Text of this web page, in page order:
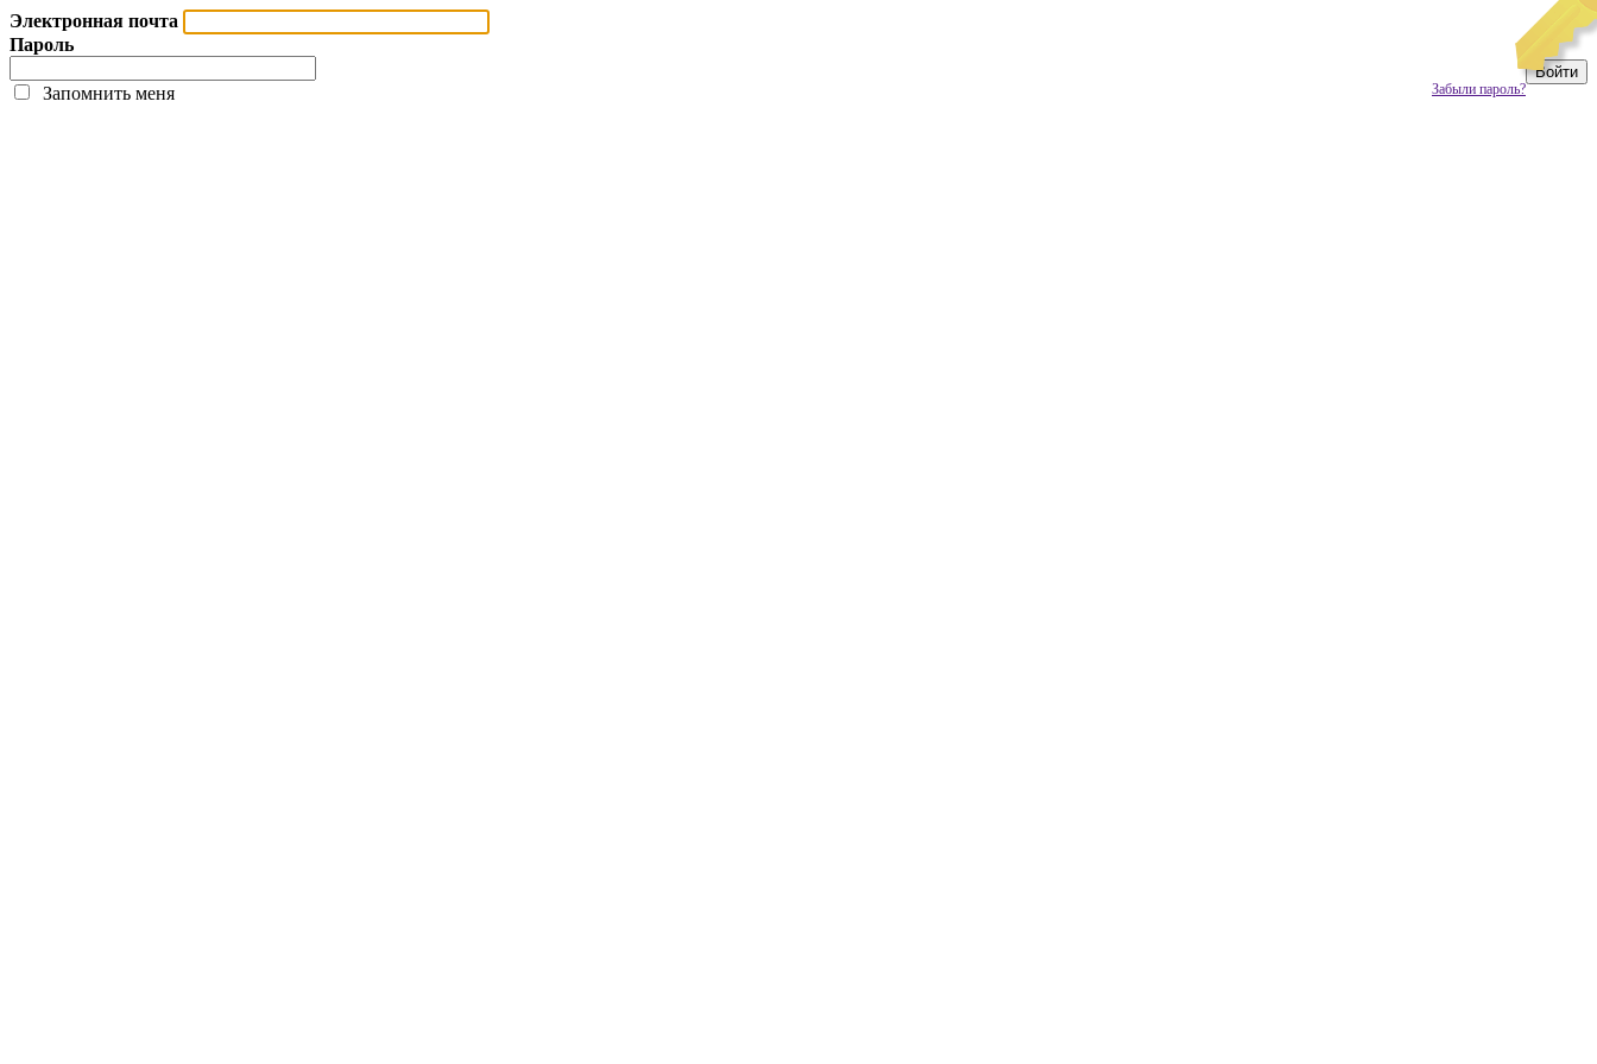
Электронная почта
Пароль
Запомнить меня Забыли пароль?